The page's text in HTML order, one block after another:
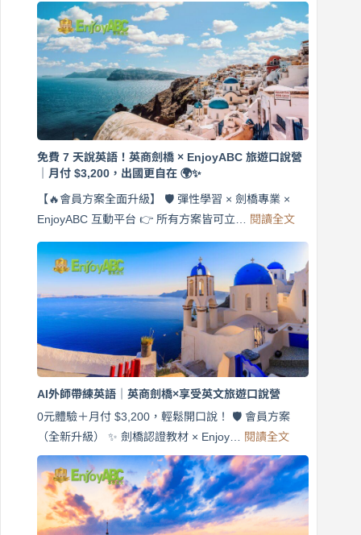
免費 7 天說英語！英商劍橋 × EnjoyABC 旅遊口說營
｜月付 $3,200，出國更自在 🌍✨
【🔥會員方案全面升級】 🛡️ 彈性學習 × 劍橋專業 ×
EnjoyABC 互動平台 👉 所有方案皆可立… 閱讀全文:
天
說
英
語！
英
商
劍
口
說
營
月
AI外師帶練英語｜英商劍橋×享受英文旅遊口說營
0元體驗＋月付 $3,200，輕鬆開口說！ 🛡️ 會員方案
（全新升級） ✨ 劍橋認證教材 × Enjoy… 閱讀全文:
AI
外
師
帶
練
英